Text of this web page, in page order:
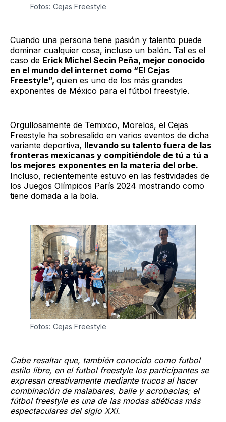
Fotos: Cejas Freestyle
Cuando una persona tiene pasión y talento puede
dominar cualquier cosa, incluso un balón. Tal es el
caso de Erick Michel Secin Peña, mejor conocido
en el mundo del internet como “El Cejas
Freestyle”, quien es uno de los más grandes
exponentes de México para el fútbol freestyle.
Orgullosamente de Temixco, Morelos, el Cejas
Freestyle ha sobresalido en varios eventos de dicha
variante deportiva, llevando su talento fuera de las
fronteras mexicanas y compitiéndole de tú a tú a
los mejores exponentes en la materia del orbe.
Incluso, recientemente estuvo en las festividades de
los Juegos Olímpicos París 2024 mostrando como
tiene domada a la bola.
Fotos: Cejas Freestyle
Cabe resaltar que, también conocido como futbol
estilo libre, en el futbol freestyle los participantes se
expresan creativamente mediante trucos al hacer
combinación de malabares, baile y acrobacias; el
fútbol freestyle es una de las modas atléticas más
espectaculares del siglo XXI.